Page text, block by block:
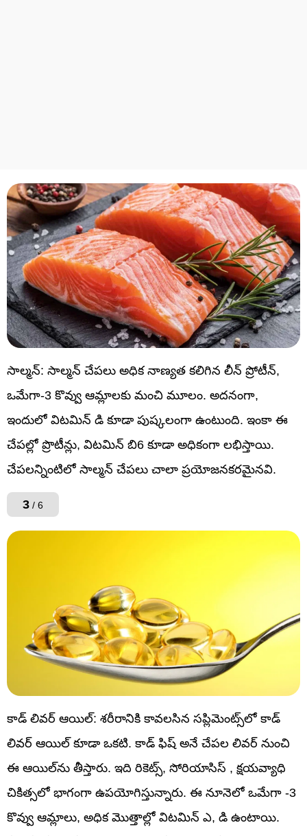
సాల్మన్: సాల్మన్ చేపలు అధిక నాణ్యత కలిగిన లీన్ ప్రోటీన్,
ఒమేగా-3 కొవ్వు ఆమ్లాలకు మంచి మూలం. అదనంగా,
ఇందులో విటమిన్ డి కూడా పుష్కలంగా ఉంటుంది. ఇంకా ఈ
చేపల్లో ప్రొటీన్లు, విటమిన్ బి6 కూడా అధికంగా లభిస్తాయి.
చేపలన్నింటిలో సాల్మన్ చేపలు చాలా ప్రయోజనకరమైనవి.
3 / 6
కాడ్ లివర్ ఆయిల్: శరీరానికి కావలసిన సప్లిమెంట్స్‌లో కాడ్
లివర్ ఆయిల్ కూడా ఒకటి. కాడ్‌ ఫిష్‌ అనే చేపల లివర్‌ నుంచి
ఈ ఆయిల్‌ను తీస్తారు. ఇది రికెట్స్, సోరియాసిస్ , క్షయవ్యాధి
చికిత్సలో భాగంగా ఉపయోగిస్తున్నారు. ఈ నూనెలో ఒమేగా -3
కొవ్వు ఆమ్లాలు, అధిక మొత్తాల్లో విటమిన్‌ ఎ, డి ఉంటాయి.